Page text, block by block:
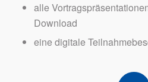
alle
Download
eine digitale